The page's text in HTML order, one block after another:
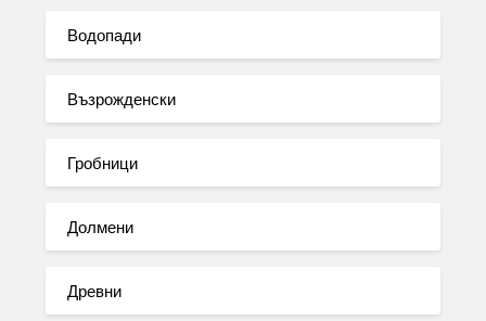
Водопади
Възрожденски
Гробници
Долмени
Древни